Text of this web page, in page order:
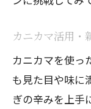
カニカマ活用・
カニカマを使っ
も見た目や味に
ぎの辛みを上手